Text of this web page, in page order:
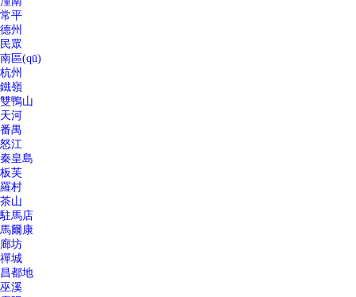
常平
德州
民眾
南區(qū)
杭州
鐵嶺
雙鴨山
天河
番禺
怒江
秦皇島
板芙
羅村
茶山
駐馬店
馬爾康
廊坊
禪城
昌都地
巫溪